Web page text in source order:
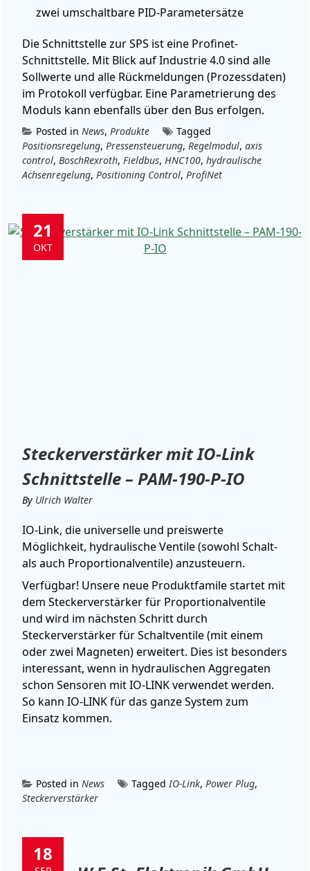
zwei umschaltbare PID-Parametersätze
Die Schnittstelle zur SPS ist eine Profinet-
Schnittstelle. Mit Blick auf Industrie 4.0 sind alle
Sollwerte und alle Rückmeldungen (Prozessdaten)
im Protokoll verfügbar. Eine Parametrierung des
Moduls kann ebenfalls über den Bus erfolgen.
Posted in News, Produkte
Tagged
Positionsregelung, Pressensteuerung, Regelmodul, axis
control, BoschRexroth, Fieldbus, HNC100, hydraulische
Achsenregelung, Positioning Control, ProfiNet
Steckerverstärker mit IO-Link
Schnittstelle – PAM-190-P-IO
21
OKT
By Ulrich Walter
IO-Link, die universelle und preiswerte
Möglichkeit, hydraulische Ventile (sowohl Schalt-
als auch Proportionalventile) anzusteuern.
Verfügbar! Unsere neue Produktfamile startet mit
dem Steckerverstärker für Proportionalventile
und wird im nächsten Schritt durch
Steckerverstärker für Schaltventile (mit einem
oder zwei Magneten) erweitert. Dies ist besonders
interessant, wenn in hydraulischen Aggregaten
schon Sensoren mit IO-LINK verwendet werden.
So kann IO-LINK für das ganze System zum
Einsatz kommen.
Posted in News TaggedIO-Link, Power Plug,
Steckerverstärker
18